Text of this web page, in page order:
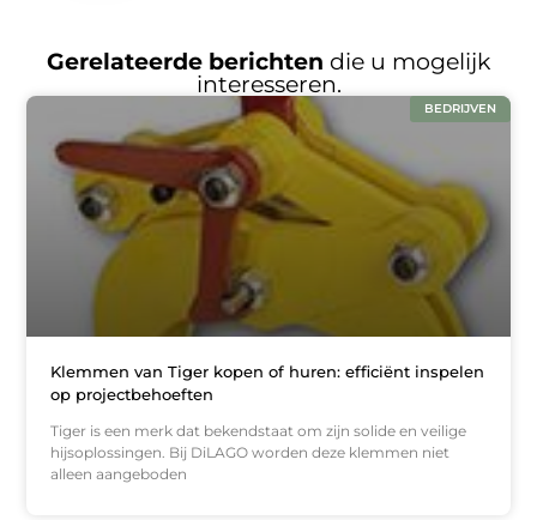
Gerelateerde berichten die u mogelijk
interesseren.
BEDRIJVEN
Klemmen van Tiger kopen of huren: efficiënt inspelen
op projectbehoeften
Tiger is een merk dat bekendstaat om zijn solide en veilige
hijsoplossingen. Bij DiLAGO worden deze klemmen niet
alleen aangeboden